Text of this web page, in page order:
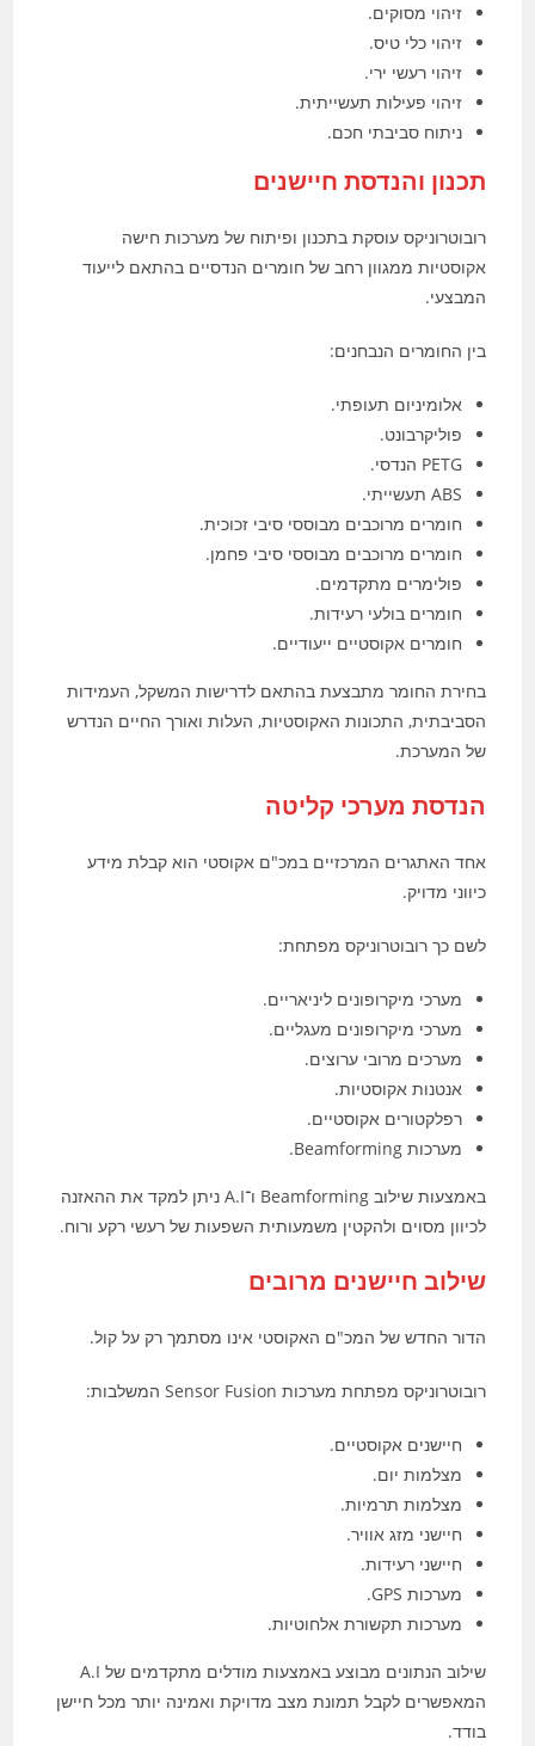
זיהוי מסוקים.
זיהוי כלי טיס.
זיהוי רעשי ירי.
זיהוי פעילות תעשייתית.
ניתוח סביבתי חכם.
תכנון והנדסת חיישנים
רובוטרוניקס עוסקת בתכנון ופיתוח של מערכות חישה
אקוסטיות ממגוון רחב של חומרים הנדסיים בהתאם לייעוד
המבצעי.
בין החומרים הנבחנים:
אלומיניום תעופתי.
פוליקרבונט.
PETG הנדסי.
ABS תעשייתי.
חומרים מרוכבים מבוססי סיבי זכוכית.
חומרים מרוכבים מבוססי סיבי פחמן.
פולימרים מתקדמים.
חומרים בולעי רעידות.
חומרים אקוסטיים ייעודיים.
בחירת החומר מתבצעת בהתאם לדרישות המשקל, העמידות
הסביבתית, התכונות האקוסטיות, העלות ואורך החיים הנדרש
של המערכת.
הנדסת מערכי קליטה
אחד האתגרים המרכזיים במכ"ם אקוסטי הוא קבלת מידע
כיווני מדויק.
לשם כך רובוטרוניקס מפתחת:
מערכי מיקרופונים ליניאריים.
מערכי מיקרופונים מעגליים.
מערכים מרובי ערוצים.
אנטנות אקוסטיות.
רפלקטורים אקוסטיים.
מערכות Beamforming.
באמצעות שילוב Beamforming ו־A.I ניתן למקד את ההאזנה
לכיוון מסוים ולהקטין משמעותית השפעות של רעשי רקע ורוח.
שילוב חיישנים מרובים
הדור החדש של המכ"ם האקוסטי אינו מסתמך רק על קול.
רובוטרוניקס מפתחת מערכות Sensor Fusion המשלבות:
חיישנים אקוסטיים.
מצלמות יום.
מצלמות תרמיות.
חיישני מזג אוויר.
חיישני רעידות.
מערכות GPS.
מערכות תקשורת אלחוטיות.
שילוב הנתונים מבוצע באמצעות מודלים מתקדמים של A.I
המאפשרים לקבל תמונת מצב מדויקת ואמינה יותר מכל חיישן
בודד.